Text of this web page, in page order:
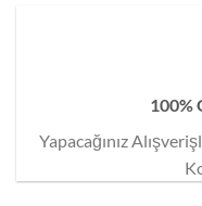
100%
Yapacağınız